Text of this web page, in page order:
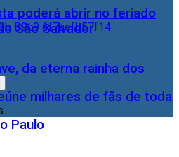
da eterna rainha dos
milhares de fãs de toda
Paulo
poderá abrir no feriado
São Salvador